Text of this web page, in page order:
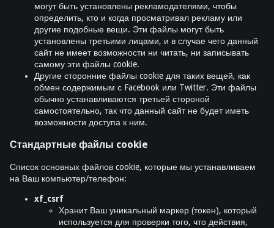
могут быть установлены рекламодателями, чтобы
определить, кто и когда просматривал рекламу или
другие подобные вещи. Эти файлы могут быть
установлены третьими лицами, и в случае чего данный
сайт не имеет возможности ни читать, ни записывать
самому эти файлы cookie.
Другие сторонние файлы cookie для таких вещей, как
обмен содержимым с Facebook или Twitter. Эти файлы
обычно устанавливаются третьей стороной
самостоятельно, так что данный сайт не будет иметь
возможности доступа к ним.
Стандартные файлы cookie
Список основных файлов cookie, которые мы устанавливаем
на Ваш компьютер/телефон:
xf_csrf
Хранит Ваш уникальный маркер (токен), который
используется для проверки того, что действия,